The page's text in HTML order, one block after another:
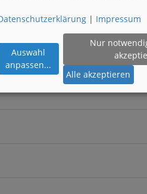
| Impressum
Auswahl
anpassen...
Nur
Alle akzeptieren